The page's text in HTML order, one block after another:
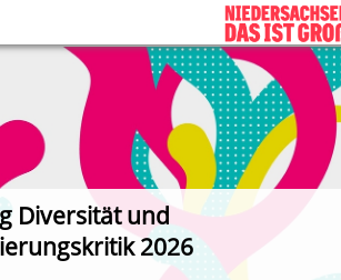
Diversität und
2026